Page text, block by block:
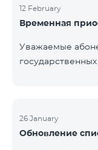
тарифному плану
подпиской на
ознакомиться
12 February
Временная
Уважаемые
контролем
точные сроки
26 January
Обновление